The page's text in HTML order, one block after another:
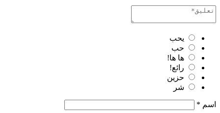
يحب
حب
ها ها!
رائع!
حزين
شر
اسم *